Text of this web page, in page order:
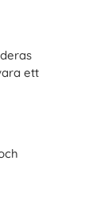
ett